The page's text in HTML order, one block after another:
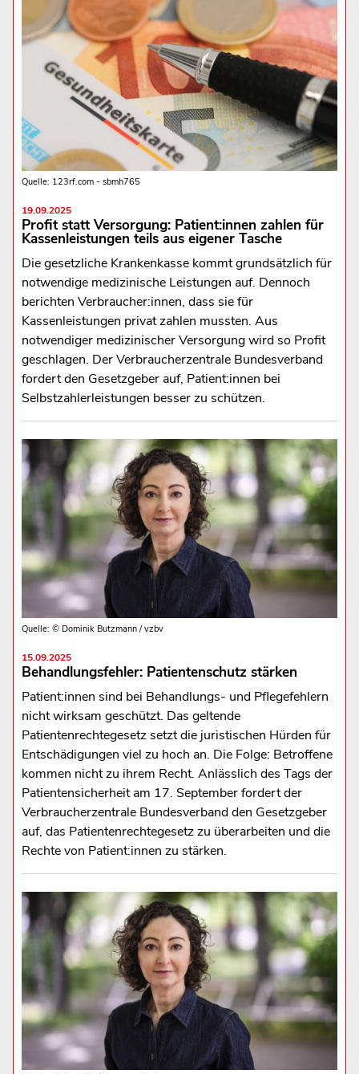
Quelle: 123rf.com - sbmh765
19.09.2025
Profit statt Versorgung: Patient:innen zahlen für
Kassenleistungen teils aus eigener Tasche
Die gesetzliche Krankenkasse kommt grundsätzlich für
notwendige medizinische Leistungen auf. Dennoch
berichten Verbraucher:innen, dass sie für
Kassenleistungen privat zahlen mussten. Aus
notwendiger medizinischer Versorgung wird so Profit
geschlagen. Der Verbraucherzentrale Bundesverband
fordert den Gesetzgeber auf, Patient:innen bei
Selbstzahlerleistungen besser zu schützen.
Quelle: © Dominik Butzmann / vzbv
15.09.2025
Behandlungsfehler: Patientenschutz stärken
Patient:innen sind bei Behandlungs- und Pflegefehlern
nicht wirksam geschützt. Das geltende
Patientenrechtegesetz setzt die juristischen Hürden für
Entschädigungen viel zu hoch an. Die Folge: Betroffene
kommen nicht zu ihrem Recht. Anlässlich des Tags der
Patientensicherheit am 17. September fordert der
Verbraucherzentrale Bundesverband den Gesetzgeber
auf, das Patientenrechtegesetz zu überarbeiten und die
Rechte von Patient:innen zu stärken.